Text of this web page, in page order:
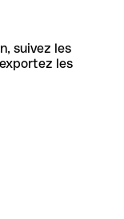
suivez les
les